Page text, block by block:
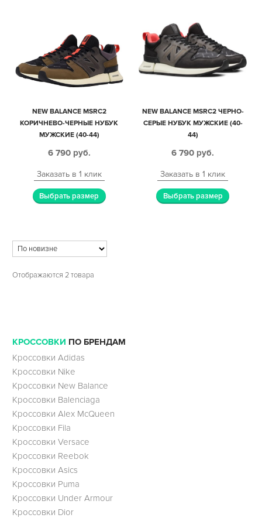
NEW BALANCE MSRC2
КОРИЧНЕВО-ЧЕРНЫЕ НУБУК
МУЖСКИЕ (40-44)
6 790 руб.
Заказать в 1 клик
Выбрать размер
NEW BALANCE MSRC2 ЧЕРНО-
СЕРЫЕ НУБУК МУЖСКИЕ (40-
44)
6 790 руб.
Заказать в 1 клик
Выбрать размер
Отображаются 2 товара
КРОССОВКИ ПО БРЕНДАМ
Кроссовки Adidas
Кроссовки Nike
Кроссовки New Balance
Кроссовки Balenciaga
Кроссовки Alex McQueen
Кроссовки Fila
Кроссовки Versace
Кроссовки Reebok
Кроссовки Asics
Кроссовки Puma
Кроссовки Under Armour
Кроссовки Dior